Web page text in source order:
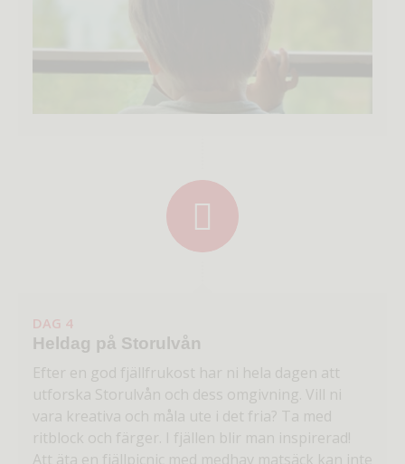
DAG 4
Heldag på Storulvån
Efter en god fjällfrukost har ni hela dagen att
utforska Storulvån och dess omgivning. Vill ni
vara kreativa och måla ute i det fria? Ta med
ritblock och färger. I fjällen blir man inspirerad!
Att äta en fjällpicnic med medhav matsäck kan inte